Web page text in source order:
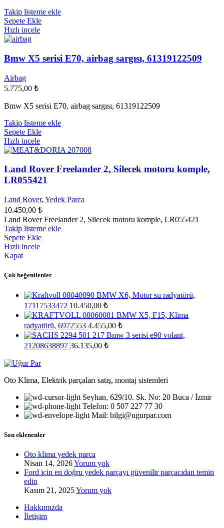
Takip listeme ekle
Sepete Ekle
Hızlı incele
Bmw X5 serisi E70, airbag sargısı, 61319122509
Airbag
5.775,00 ₺
Bmw X5 serisi E70, airbag sargısı, 61319122509
Takip listeme ekle
Sepete Ekle
Hızlı incele
Land Rover Freelander 2, Silecek motoru komple,
LR055421
Land Rover, Yedek Parca
10.450,00 ₺
Land Rover Freelander 2, Silecek motoru komple, LR055421
Takip listeme ekle
Sepete Ekle
Hızlı incele
Kapat
Çok beğenilenler
BMW X6, Motor su radyatörü,
17117533472 10.450,00 ₺
BMW X5, F15, Klima
radyatörü, 6972553 4.455,00 ₺
Bmw 3 serisi e90 volant,
21208638897 36.135,00 ₺
Oto Klima, Elektrik parçaları satış, montaj sistemleri
Seyhan, 629/10. Sk. No: 20 Buca / İzmir
Telefon: 0 507 227 77 30
Mail: bilgi@ugurpar.com
Son eklenenler
Oto klima yedek parca
Nisan 14, 2026Yorum yok
Ford için en doğru yedek parçayı güvenilir parçacıdan temin
edin
Kasım 21, 2025Yorum yok
Hakkımızda
İletişim